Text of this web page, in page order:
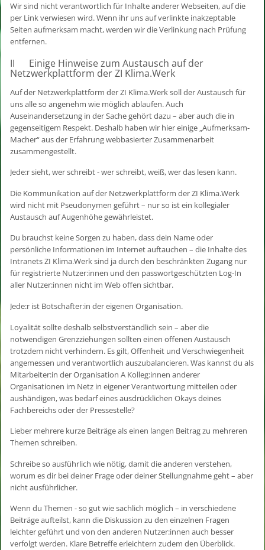
Wir sind nicht verantwortlich für Inhalte anderer Webseiten, auf die
per Link verwiesen wird. Wenn ihr uns auf verlinkte inakzeptable
Seiten aufmerksam macht, werden wir die Verlinkung nach Prüfung
entfernen.
II Einige Hinweise zum Austausch auf der
Netzwerkplattform der ZI Klima.Werk
Auf der Netzwerkplattform der ZI Klima.Werk soll der Austausch für
uns alle so angenehm wie möglich ablaufen. Auch
Auseinandersetzung in der Sache gehört dazu – aber auch die in
gegenseitigem Respekt. Deshalb haben wir hier einige „Aufmerksam-
Macher“ aus der Erfahrung webbasierter Zusammenarbeit
zusammengestellt.
Jede:r sieht, wer schreibt - wer schreibt, weiß, wer das lesen kann.
Die Kommunikation auf der Netzwerkplattform der ZI Klima.Werk
wird nicht mit Pseudonymen geführt – nur so ist ein kollegialer
Austausch auf Augenhöhe gewährleistet.
Du brauchst keine Sorgen zu haben, dass dein Name oder
persönliche Informationen im Internet auftauchen – die Inhalte des
Intranets ZI Klima.Werk sind ja durch den beschränkten Zugang nur
für registrierte Nutzer:innen und den passwortgeschützten Log-In
aller Nutzer:innen nicht im Web offen sichtbar.
Jede:r ist Botschafter:in der eigenen Organisation.
Loyalität sollte deshalb selbstverständlich sein – aber die
notwendigen Grenzziehungen sollten einen offenen Austausch
trotzdem nicht verhindern. Es gilt, Offenheit und Verschwiegenheit
angemessen und verantwortlich auszubalancieren. Was kannst du als
Mitarbeiter:in der Organisation A Kolleg:innen anderer
Organisationen im Netz in eigener Verantwortung mitteilen oder
aushändigen, was bedarf eines ausdrücklichen Okays deines
Fachbereichs oder der Pressestelle?
Lieber mehrere kurze Beiträge als einen langen Beitrag zu mehreren
Themen schreiben.
Schreibe so ausführlich wie nötig, damit die anderen verstehen,
worum es dir bei deiner Frage oder deiner Stellungnahme geht – aber
nicht ausführlicher.
Wenn du Themen - so gut wie sachlich möglich – in verschiedene
Beiträge aufteilst, kann die Diskussion zu den einzelnen Fragen
leichter geführt und von den anderen Nutzer:innen auch besser
verfolgt werden. Klare Betreffe erleichtern zudem den Überblick.